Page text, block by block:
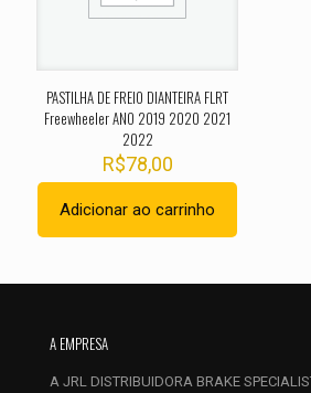
mail*
PASTILHA DE FREIO DIANTEIRA FLRT
Freewheeler ANO 2019 2020 2021
2022
R$78,00
Adicionar ao carrinho
A EMPRESA
A JRL DISTRIBUIDORA BRAKE